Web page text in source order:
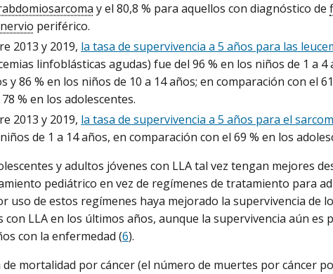
y el 80,8 % para aquellos con diagnóstico de
periférico.
2013 y 2019, la tasa de supervivencia a 5 años para las
linfoblásticas agudas) fue del 96 % en los niños de 1 a 4
y 86 % en los niños de 10 a 14 años; en comparación con el
% en los adolescentes.
2013 y 2019, la tasa de supervivencia a 5 años para el
de 1 a 14 años, en comparación con el 69 % en los
y adultos jóvenes con LLA tal vez tengan mejores
pediátrico en vez de regímenes de tratamiento para
uso de estos regímenes haya mejorado la supervivencia de
con LLA en los últimos años, aunque la supervivencia aún es
con la enfermedad (6).
de mortalidad por cáncer (el número de muertes por cáncer